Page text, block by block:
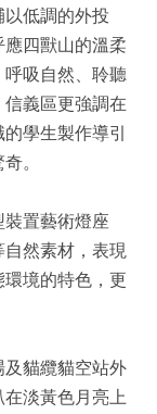
低調的外投
四獸山的溫柔
吸自然、聆聽
義區更強調在
學生製作導引
。
置藝術燈座
自然素材，表現
境的特色，更
貓纜貓空站外
淡黃色月亮上